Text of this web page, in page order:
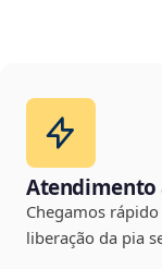
Atendimento
Chegamos
liberação da pia